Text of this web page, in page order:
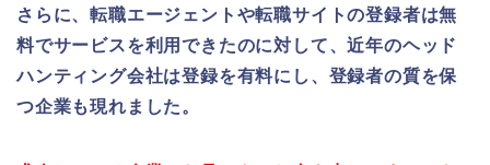
さらに、転職エージェントや転職サイトの登録者は無
料でサービスを利用できたのに対して、近年のヘッド
ハンティング会社は登録を有料にし、登録者の質を保
つ企業も現れました。